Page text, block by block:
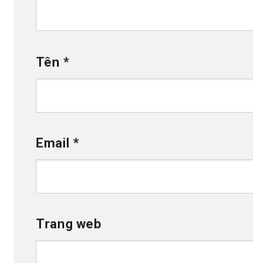
Tên *
Email *
Trang web